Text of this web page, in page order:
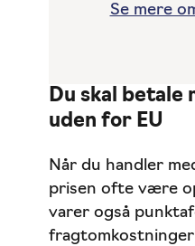
Se mere
Du skal
uden for EU
Når du handler
prisen ofte være
varer også